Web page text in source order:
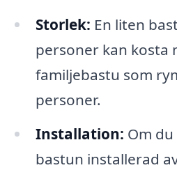
Storlek: En liten
personer kan kosta
familjebastu som
personer.
Installation: Om
bastun installerad